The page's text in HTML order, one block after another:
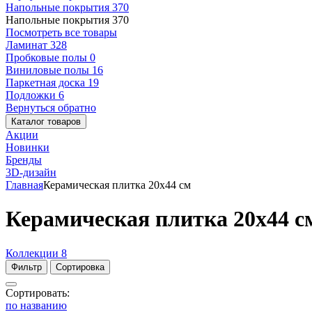
Напольные покрытия 370
Напольные покрытия 370
Посмотреть все товары
Ламинат 328
Пробковые полы 0
Виниловые полы 16
Паркетная доска 19
Подложки 6
Вернуться обратно
Каталог товаров
Акции
Новинки
Бренды
3D-дизайн
ГлавнаяКерамическая плитка 20x44 см
Керамическая плитка 20x44
Коллекции 8
Фильтр Сортировка
Сортировать:
по названию